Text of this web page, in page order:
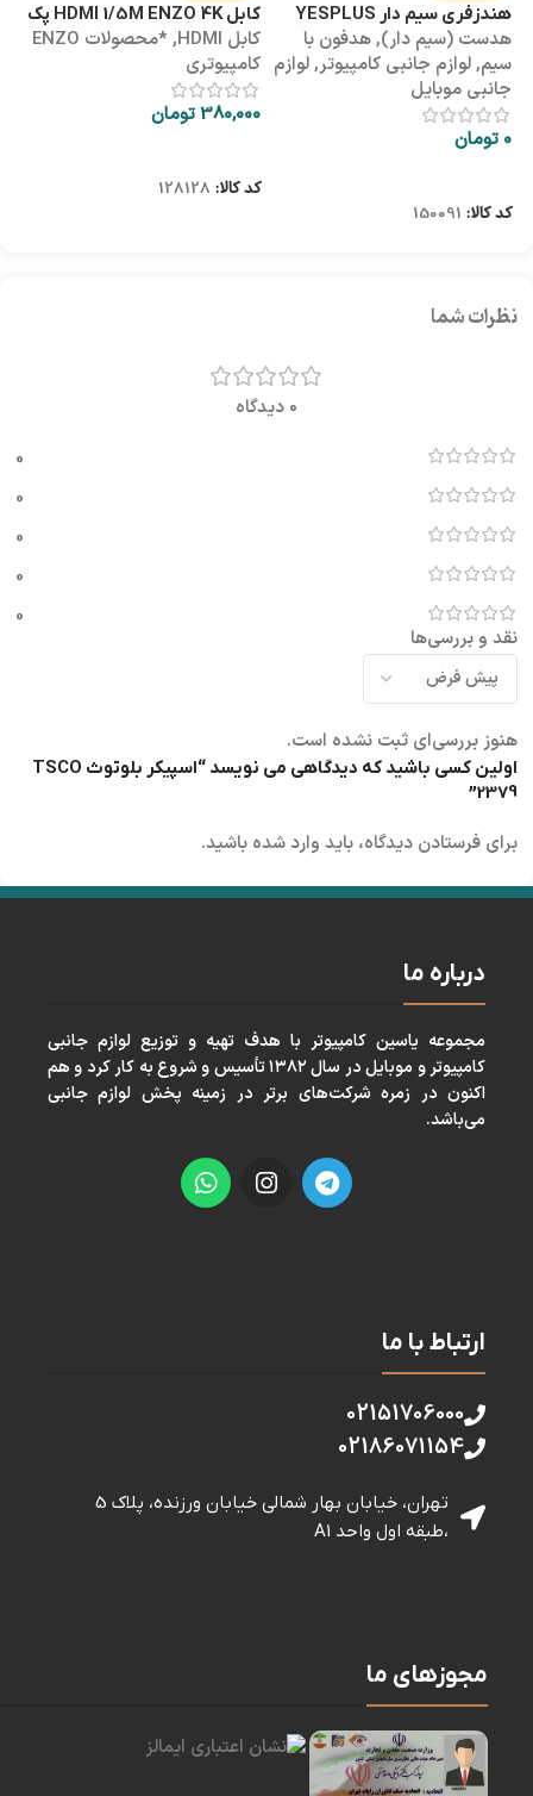
هندزفری سیم دار YESPLUS
YS-113
هدست (سیم دار),هدفون با
سیم,لوازم جانبی کامپیوتر,لوازم
جانبی موبایل
0 تومان
کد کالا: 150091
کابل HDMI 1/5M ENZO 4K پک
طلقی
کابل HDMI ,
*محصولات ENZO
کامپیوتری
380,000تومان
کد کالا: 128128
نظرات شما
0 دیدگاه
0
0
0
0
0
نقد و بررسی‌ها
هنوز بررسی‌ای ثبت نشده است.
اولین کسی باشید که دیدگاهی می نویسد “اسپیکر بلوتوث TSCO
2379”
برای فرستادن دیدگاه، باید وارد شده باشید.
درباره ما
مجموعه ياسين كامپيوتر با هدف تهيه و توزيع لوازم جانبی
كامپيوتر و موبايل در سال ١٣٨٢ تأسيس و شروع به كار كرد و هم
اكنون در زمره شركت‌های برتر در زمينه پخش لوازم جانبی
می‌باشد.
ارتباط با ما
02151706000
02186071154
تهران، خیابان بهار شمالی خيابان ورزنده، پلاک 5
،طبقه اول واحد A1
مجوزهای ما